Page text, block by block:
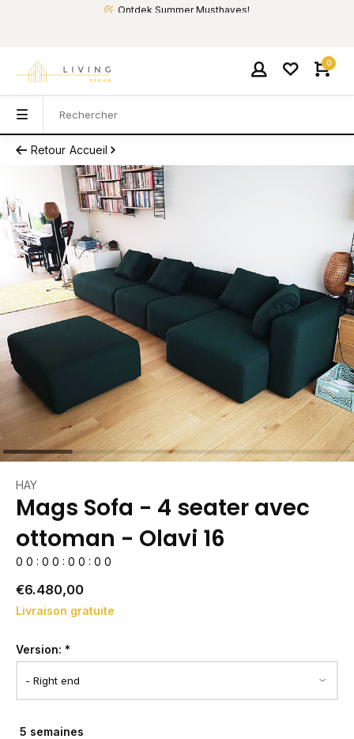
Ontdek Summer Musthaves!
0
Retour Accueil
HAY
Mags Sofa - 4 seater avec
ottoman - Olavi 16
0 0 : 0 0 : 0 0 : 0 0
€6.480,00
Livraison gratuite
Version: *
5 semaines